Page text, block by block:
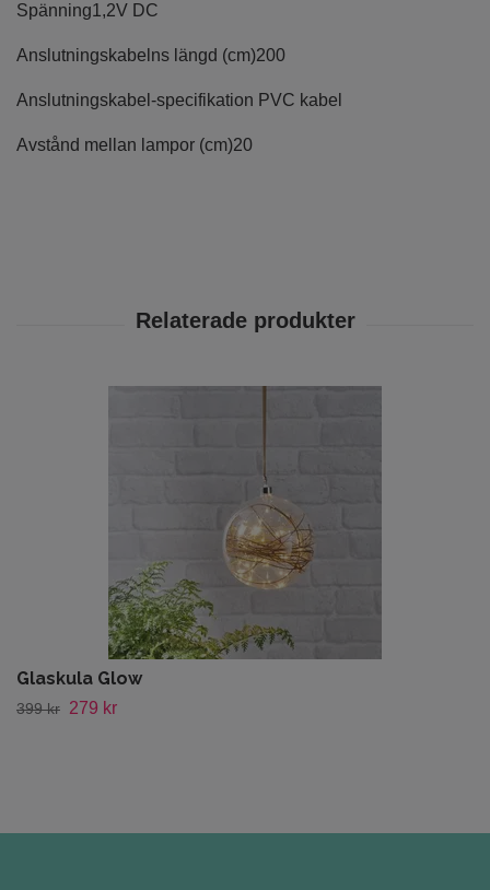
Spänning1,2V DC
Anslutningskabelns längd (cm)200
Anslutningskabel-specifikation PVC kabel
Avstånd mellan lampor (cm)20
Glaskula Glow
399 kr 279 kr